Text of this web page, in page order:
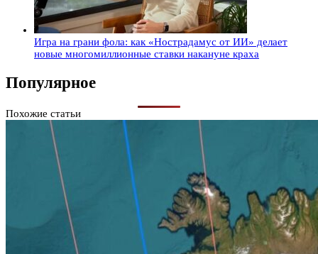
Игра на грани фола: как «Нострадамус от ИИ» делает
новые многомиллионные ставки накануне краха
Популярное
Похожие статьи